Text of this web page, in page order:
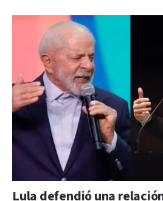
Lula defendió una